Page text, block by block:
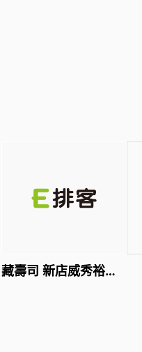
藏壽司 新店威秀裕隆店